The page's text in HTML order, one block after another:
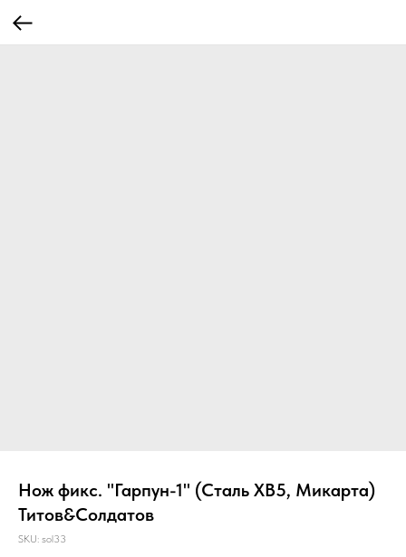
Нож фикс. "Гарпун-1" (Сталь ХВ5, Микарта)
Титов&Солдатов
SKU: sol33